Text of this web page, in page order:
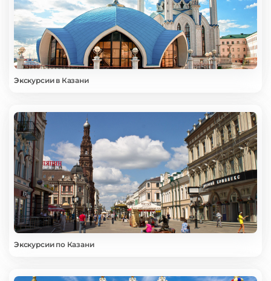
Экскурсии в Казани
Экскурсии по Казани